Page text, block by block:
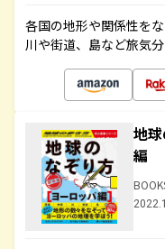
各国の地形や関係性を
川や街道、島など旅気
地
編